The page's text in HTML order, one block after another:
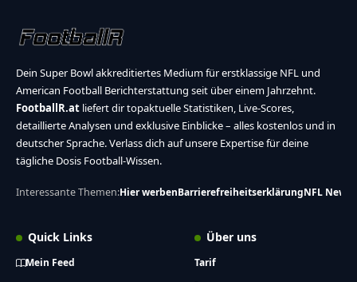
Dein Super Bowl akkreditiertes Medium für erstklassige NFL und
American Football Berichterstattung seit über einem Jahrzehnt.
FootballR.at liefert dir topaktuelle Statistiken, Live-Scores,
detaillierte Analysen und exklusive Einblicke – alles kostenlos und in
deutscher Sprache. Verlass dich auf unsere Expertise für deine
tägliche Dosis Football-Wissen.
Interessante Themen:Hier werbenBarrierefreiheitserklärungNFL News
Quick Links
Mein Feed
Über uns
Tarif